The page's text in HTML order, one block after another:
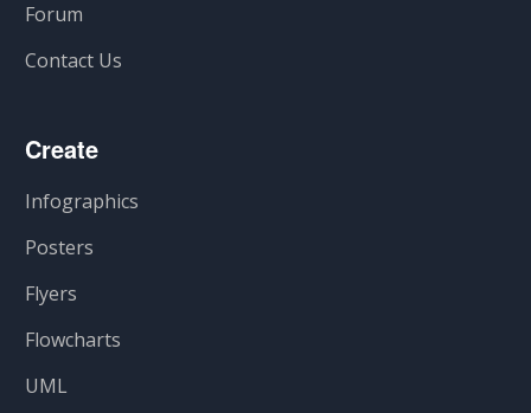
Forum
Contact Us
Create
Infographics
Posters
Flyers
Flowcharts
UML